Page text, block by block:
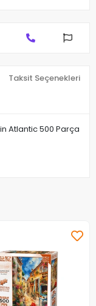
Taksit Seçenekleri
Atlantic 500 Parça